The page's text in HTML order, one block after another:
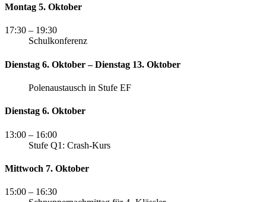
Montag 5. Oktober
17:30 – 19:30
Schulkonferenz
Dienstag 6. Oktober – Dienstag 13. Oktober
Polenaustausch in Stufe EF
Dienstag 6. Oktober
13:00 – 16:00
Stufe Q1: Crash-Kurs
Mittwoch 7. Oktober
15:00 – 16:30